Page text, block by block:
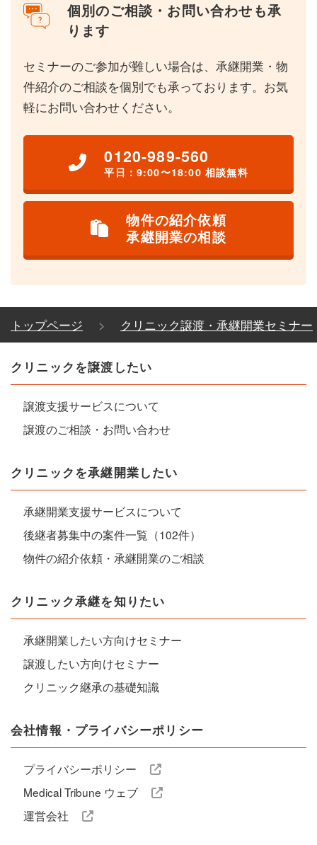
個別のご相談・お問い合わせも承
ります
セミナーのご参加が難しい場合は、承継開業・物
件紹介のご相談を個別でも承っております。お気
軽にお問い合わせください。
0120-989-560
平日：9:00〜18:00 相談無料
物件の紹介依頼
承継開業の相談
トップページ クリニック譲渡・承継開業セミナー
クリニックを譲渡したい
譲渡支援サービスについて
譲渡のご相談・お問い合わせ
クリニックを承継開業したい
承継開業支援サービスについて
後継者募集中の案件一覧（102件）
物件の紹介依頼・承継開業のご相談
クリニック承継を知りたい
承継開業したい方向けセミナー
譲渡したい方向けセミナー
クリニック継承の基礎知識
会社情報・プライバシーポリシー
プライバシーポリシー
Medical Tribune ウェブ
運営会社